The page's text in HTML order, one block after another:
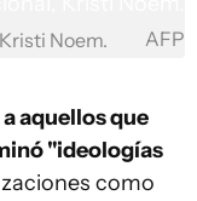
Noem. AFP
aquellos que
"ideologías
como